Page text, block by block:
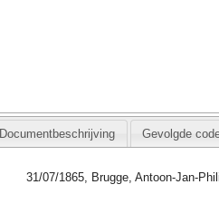
Documentbeschrijving Gevolgde
31/07/1865, Brugge, Antoon-Jan-